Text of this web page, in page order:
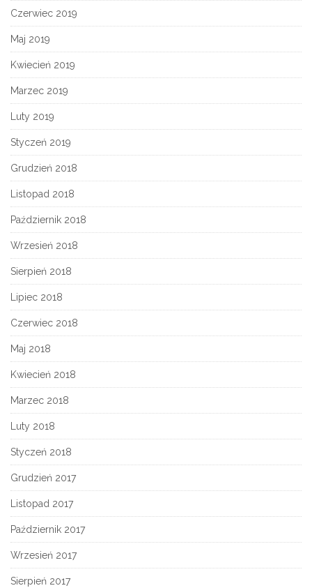
Czerwiec 2019
Maj 2019
Kwiecień 2019
Marzec 2019
Luty 2019
Styczeń 2019
Grudzień 2018
Listopad 2018
Październik 2018
Wrzesień 2018
Sierpień 2018
Lipiec 2018
Czerwiec 2018
Maj 2018
Kwiecień 2018
Marzec 2018
Luty 2018
Styczeń 2018
Grudzień 2017
Listopad 2017
Październik 2017
Wrzesień 2017
Sierpień 2017